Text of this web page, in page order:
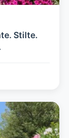
Stilte.